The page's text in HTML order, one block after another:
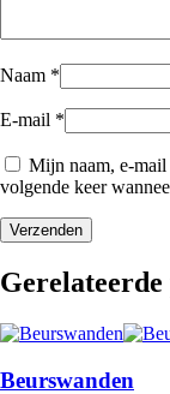
Naam *
E-mail *
Mijn naam, e-mail
volgende keer
Beurswanden